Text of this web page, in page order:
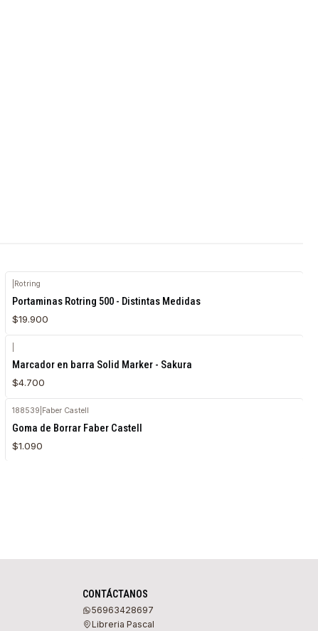
Rotring
Portaminas Rotring 500 - Distintas Medidas
$19.900
Marcador en barra Solid Marker - Sakura
$4.700
188539 Faber Castell
Goma de Borrar Faber Castell
$1.090
CONTÁCTANOS
56963428697
Libreria Pascal